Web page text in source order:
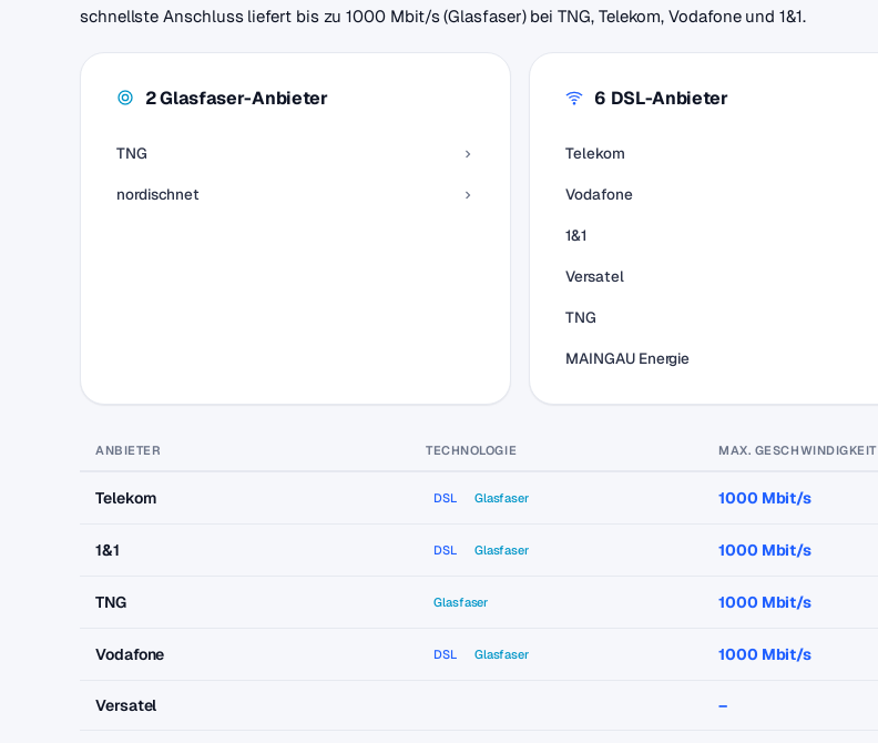
schnellste Anschluss liefert bis zu 1000 Mbit/s (Glasfaser) bei TNG, Telekom, Vodafone und 1&1.
2 Glasfaser-Anbieter
TNG
nordischnet
6 DSL-Anbieter
Telekom
Vodafone
1&1
Versatel
TNG
MAINGAU Energie
ANBIETER TECHNOLOGIE MAX. GESCHWINDIGKEIT
Telekom DSL Glasfaser 1000 Mbit/s
1&1 DSL Glasfaser 1000 Mbit/s
TNG Glasfaser 1000 Mbit/s
Vodafone DSL Glasfaser 1000 Mbit/s
Versatel –